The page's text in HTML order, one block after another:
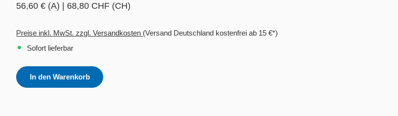
56,60 € (A) | 68,80 CHF (CH)
Preise inkl. MwSt. zzgl. Versandkosten (Versand Deutschland kostenfrei ab 15 €*)
Sofort lieferbar
In den Warenkorb